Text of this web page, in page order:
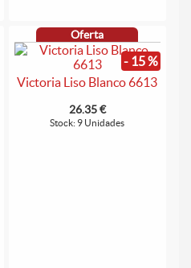
Oferta
- 15 %
Victoria Liso Blanco 6613
26.35 €
Stock: 9 Unidades